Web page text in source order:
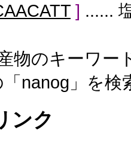
] ......
物のキーワー
nanog」を検
ンク